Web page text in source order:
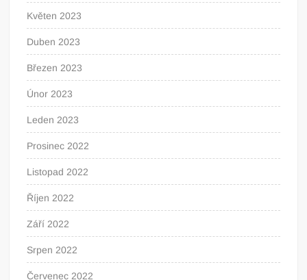
Květen 2023
Duben 2023
Březen 2023
Únor 2023
Leden 2023
Prosinec 2022
Listopad 2022
Říjen 2022
Září 2022
Srpen 2022
Červenec 2022